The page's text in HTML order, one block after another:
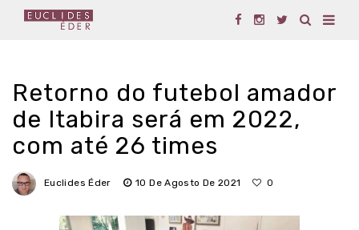
Retorno do futebol amador
de Itabira será em 2022,
com até 26 times
Euclides Éder 10 De Agosto De 2021 0